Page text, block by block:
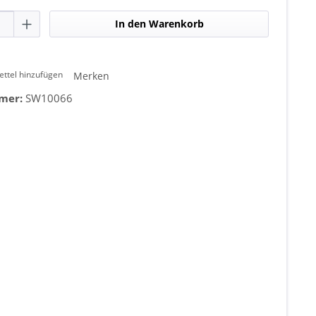
Gib den gewünschten Wert
In den Warenkorb
hinzufügen Merken
SW10066